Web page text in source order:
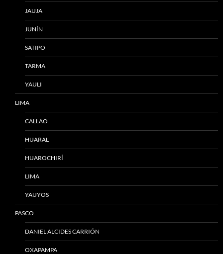
JAUJA
JUNÍN
SATIPO
TARMA
YAULI
LIMA
CALLAO
HUARAL
HUAROCHIRÍ
LIMA
YAUYOS
PASCO
DANIEL ALCIDES CARRIÓN
OXAPAMPA